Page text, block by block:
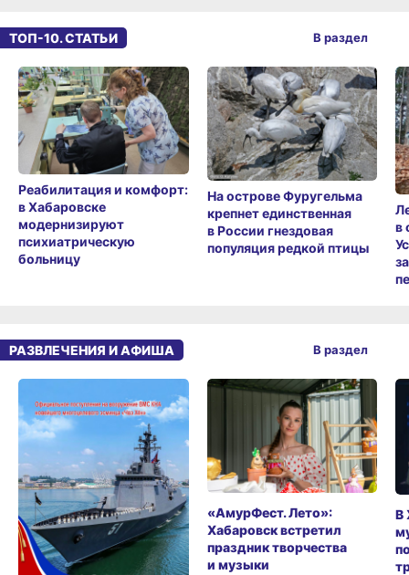
ТОП-10. СТАТЬИ
Реабилитация и комфорт:
в Хабаровске
модернизируют
психиатрическую
больницу
На острове Фуругельма
крепнет единственная
в России гнездовая
популяция редкой птицы
в
В раздел
РАЗВЛЕЧЕНИЯ И АФИША
«АмурФест. Лето»:
Хабаровск встретил
праздник творчества
и музыки
В
В раздел